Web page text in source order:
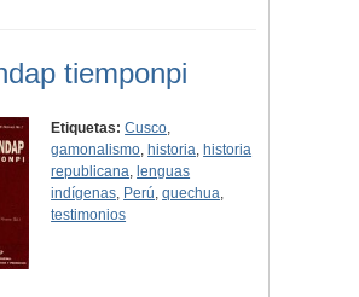
tiemponpi
Etiquetas: Cusco,
gamonalismo, historia, historia
republicana, lenguas
indígenas, Perú,quechua,
testimonios